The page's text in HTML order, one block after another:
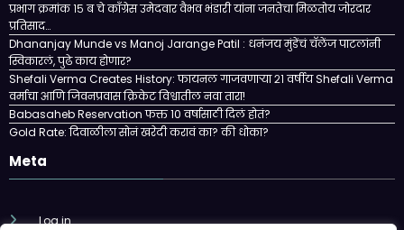
प्रभाग क्रमांक १५ ब चे काँग्रेस उमेदवार वैभव भंडारी यांना जनतेचा मिळतोय जोरदार
प्रतिसाद…
Dhananjay Munde vs Manoj Jarange Patil : धनंजय मुंडेंचं चॅलेंज पाटलांनी
स्विकारलं, पुढे काय होणार?
Shefali Verma Creates History: फायनल गाजवणाऱ्या २१ वर्षीय Shefali Verma
वर्माचा आणि जिवनप्रवास क्रिकेट विश्वातील नवा तारा!
Babasaheb Reservation फक्त 10 वर्षासाठी दिलं होतं?
Gold Rate: दिवाळीला सोनं खरेदी करावं का? की धोका?
Meta
Log in